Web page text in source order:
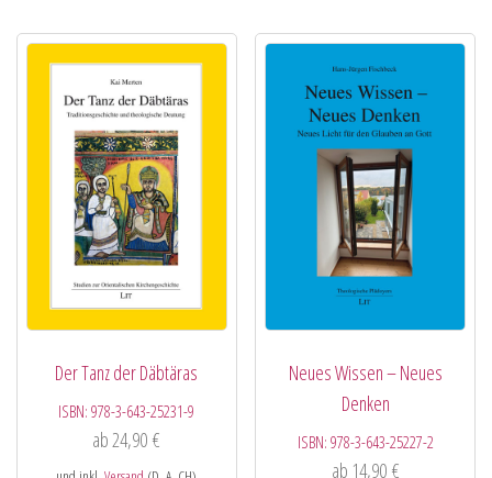
Der Tanz der Däbtäras
ISBN:978-3-643-25231-9
ab24,90€
Neues Wissen – Neues
Denken
ISBN: 978-3-643-25227-2
ab 14,90 €